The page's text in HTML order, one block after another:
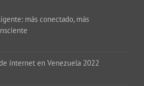
más conectado, más
internet en Venezuela 2022